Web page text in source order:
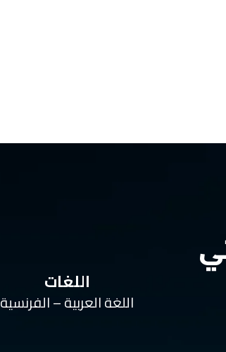
اللغات
اللغة العربية – الفرنسية